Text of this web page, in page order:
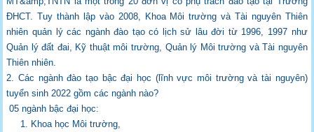
ĐHCT. Tuy thành lập vào 2008, Khoa Môi trườngvà Tài nguyên Thiên
nhiên quản lý các ngành đào tạo có lịch sử lâu đời từ 1996, 1997 như
Quản lý đất đai, Kỹ thuật môi trường, Quản lý Môi trường và Tài nguyên
Thiênnhiên.
2. Các ngành đào tạo bậc đại học (lĩnh vực môi trường và tài nguyên)
tuyển sinh 2022 gồm các ngành nào?
05 ngành bậc đại học:
1. Khoa học Môi trường,